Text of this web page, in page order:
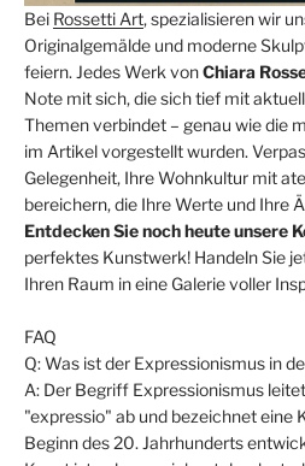
Bei Rossetti Art, spezialisieren wir
Originalgemälde und moderne
feiern. Jedes Werk vonChiara
Note mit sich, die sich tief mit
Themen verbindet – genau wie die
im Artikel vorgestellt wurden.
Gelegenheit, Ihre Wohnkultur mit
bereichern, die Ihre Werte und Ihre
Entdecken Sie noch heute unsere
perfektes Kunstwerk! Handeln Sie
Ihren Raum in eine Galerie voller
FAQ
Q: Was ist der Expressionismus in
A: Der Begriff Expressionismus
"expressio" ab und bezeichnet eine
Beginn des 20. Jahrhunderts